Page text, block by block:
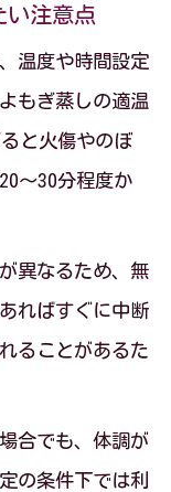
い注意点
温度や時間設定
もぎ蒸しの適温
と火傷やのぼ
～30分程度か
異なるため、無
ればすぐに中断
ることがあるた
合でも、体調が
の条件下では利